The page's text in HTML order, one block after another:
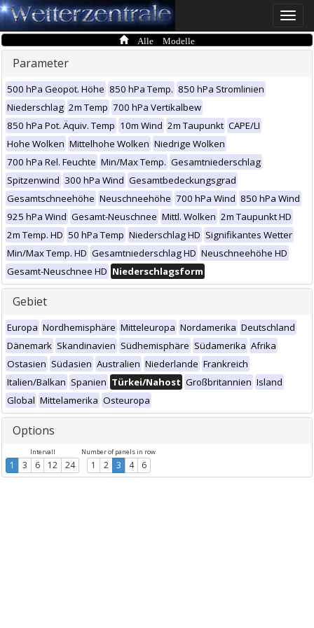
Toggle
Alle Modelle
Parameter
500 hPa Geopot. Höhe 850 hPa Temp. 850 hPa Stromlinien
Niederschlag 2m Temp 700 hPa Vertikalbew
850 hPa Pot. Äquiv. Temp 10m Wind 2m Taupunkt CAPE/LI
Hohe Wolken Mittelhohe Wolken Niedrige Wolken
700 hPa Rel. Feuchte Min/Max Temp. Gesamtniederschlag
Spitzenwind 300 hPa Wind Gesamtbedeckungsgrad
Gesamtschneehöhe Neuschneehöhe 700 hPa Wind 850 hPa Wind
925 hPa Wind Gesamt-Neuschnee Mittl. Wolken 2m Taupunkt HD
2m Temp. HD 50 hPa Temp Niederschlag HD Signifikantes Wetter
Min/Max Temp. HD Gesamtniederschlag HD Neuschneehöhe HD
Gesamt-Neuschnee HD Niederschlagsform
Gebiet
Europa Nordhemisphäre Mitteleuropa Nordamerika Deutschland
Dänemark Skandinavien Südhemisphäre Südamerika Afrika
Ostasien Südasien Australien Niederlande Frankreich
Italien/Balkan Spanien Türkei/Nahost Großbritannien Island
Global Mittelamerika Osteuropa
Options
Intervall
1 3 6 12 24
Number of panels in row
1 2 3 4 6